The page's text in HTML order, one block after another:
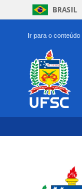
BRASIL
Ir para o conteúdo